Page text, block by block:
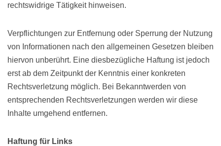
rechtswidrige Tätigkeit hinweisen.
Verpflichtungen zur Entfernung oder Sperrung der Nutzung
von Informationen nach den allgemeinen Gesetzen bleiben
hiervon unberührt. Eine diesbezügliche Haftung ist jedoch
erst ab dem Zeitpunkt der Kenntnis einer konkreten
Rechtsverletzung möglich. Bei Bekanntwerden von
entsprechenden Rechtsverletzungen werden wir diese
Inhalte umgehend entfernen.
Haftung für Links